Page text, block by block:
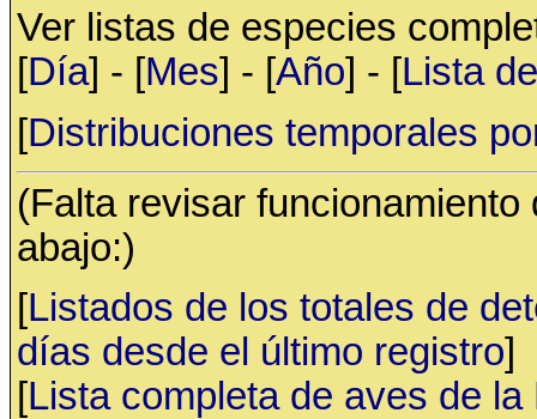
Ver listas de especies
[Día] - [Mes] - [Año] - [Lista
[Distribuciones temporales
(Falta revisar
abajo:)
[Listados de los totales de
días desde el último registro]
[Lista completa de aves de